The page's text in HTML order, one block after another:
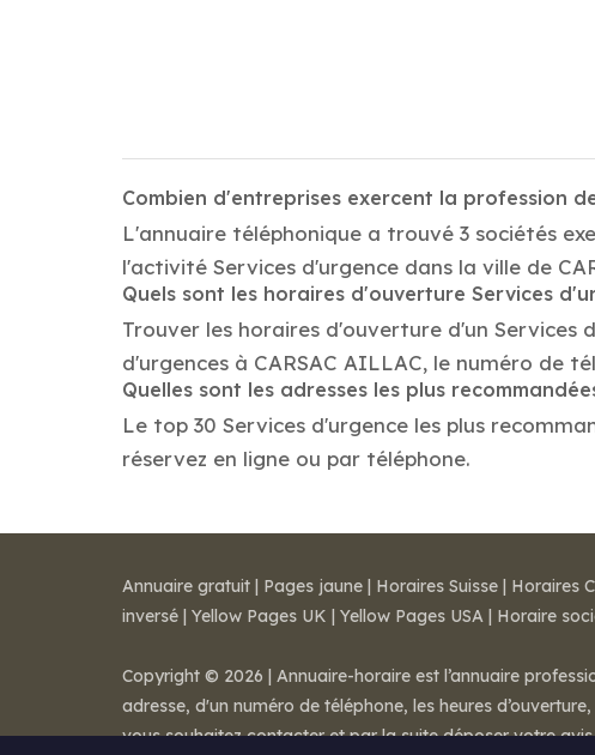
Combien d'entreprises exercent la profession
L'annuaire téléphonique a trouvé 3 sociétés
l'activité Services d'urgence dans la ville de
Quels sont les horaires d'ouverture Services
Trouver les horaires d'ouverture d'un Services
d'urgences à CARSAC AILLAC, le numéro de
Quelles sont les adresses les plus
Le top 30 Services d'urgence les plus
réservez en ligne ou par téléphone.
Annuaire gratuit | Pages jaune | Horaires Suisse | Horaires
inversé | Yellow Pages UK | Yellow Pages USA | Horaire
Copyright © 2026 | Annuaire-horaire est l’annuaire
adresse, d'un numéro de téléphone, les heures
vous souhaitez contacter et par la suite déposer votre